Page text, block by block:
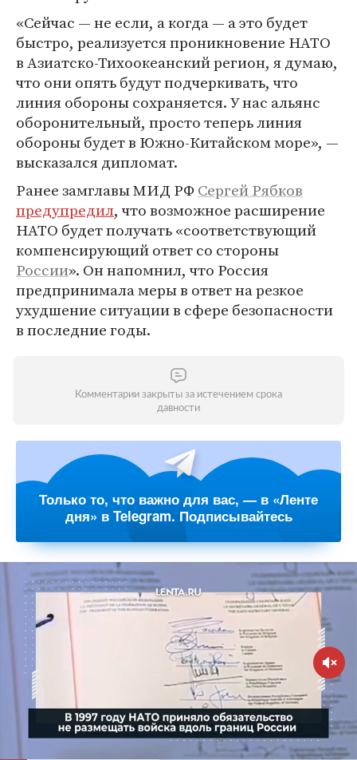
«Сейчас — не если, а когда — а это будет
быстро, реализуется проникновение НАТО
в Азиатско-Тихоокеанский регион, я думаю,
что они опять будут подчеркивать, что
линия обороны сохраняется. У нас альянс
оборонительный, просто теперь линия
обороны будет в Южно-Китайском море», —
высказался дипломат.
Ранее замглавы МИД РФСергей Рябков
предупредил, что возможное расширение
НАТО будет получать «соответствующий
компенсирующий ответ со стороны
России». Он напомнил, что Россия
предпринимала меры в ответ на резкое
ухудшение ситуации в сфере безопасности
в последние годы.
Комментарии закрыты за истечением срока
давности
Только то, что важно для вас, — в «Ленте
дня» в Telegram. Подписывайтесь